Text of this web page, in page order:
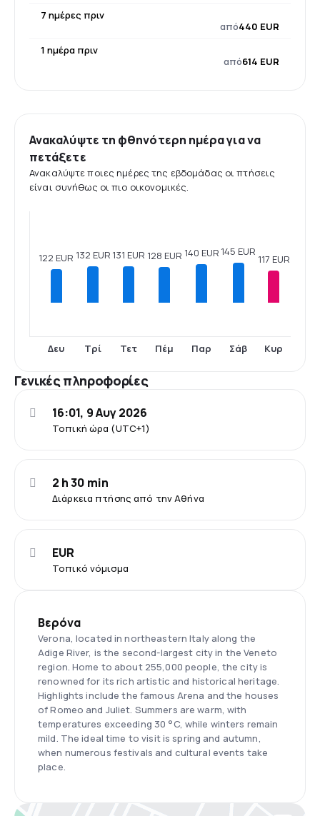
7 ημέρες πριν
από440 EUR
1 ημέρα πριν
από614 EUR
Ανακαλύψτε τη φθηνότερη ημέρα για να
πετάξετε
Ανακαλύψτε ποιες ημέρες της εβδομάδας οι πτήσεις
είναι συνήθως οι πιο οικονομικές.
122 EUR
Δευ
132 EUR
Τρί
131 EUR
Τετ
128 EUR
Πέμ
140 EUR
Παρ
145 EUR
Σάβ
117 EUR
Κυρ
Γενικές πληροφορίες
Τοπική ώρα (UTC+1)
16:01, 9 Αυγ 2026
Διάρκεια πτήσης από την Αθήνα
2 h 30 min
Τοπικό νόμισμα
EUR
Βερόνα
Verona, located in northeastern Italy along the
Adige River, is the second-largest city in the Veneto
region. Home to about 255,000 people, the city is
renowned for its rich artistic and historical heritage.
Highlights include the famous Arena and the houses
of Romeo and Juliet. Summers are warm, with
temperatures exceeding 30 °C, while winters remain
mild. The ideal time to visit is spring and autumn,
when numerous festivals and cultural events take
place.